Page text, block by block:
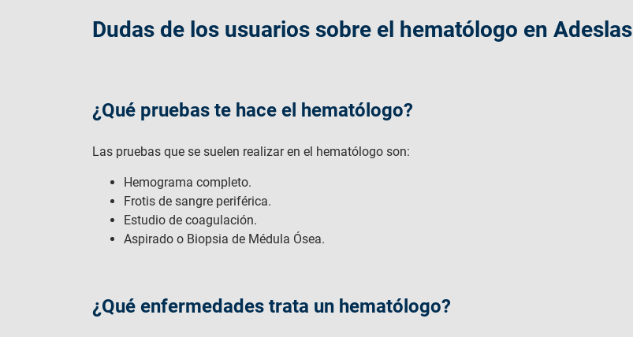
Dudas de los usuarios sobre el hematólogo en Adeslas
¿Qué pruebas te hace el hematólogo​?
Las pruebas que se suelen realizar en el hematólogo son:
Hemograma completo.
Frotis de sangre periférica.
Estudio de coagulación.
Aspirado o Biopsia de Médula Ósea.
¿Qué enfermedades trata un hematólogo?